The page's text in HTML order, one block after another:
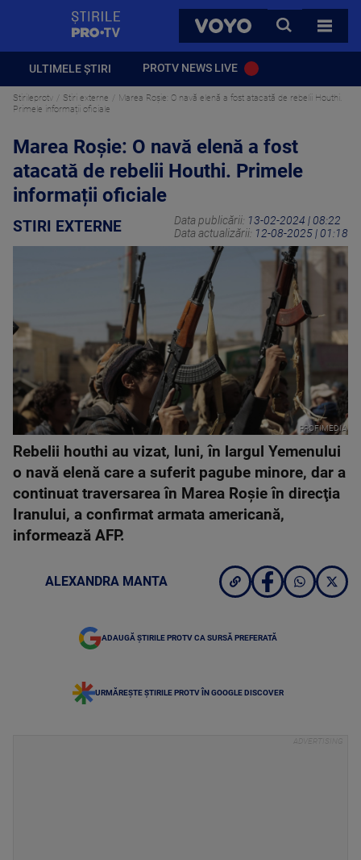
VOYO
CAUTA
TOATE
ULTIMELE ȘTIRI PROTV NEWS LIVE
Stirileprotv Stiri externe
Marea Roşie: O navă elenă a fost atacată de rebelii Houthi.
Primele informații oficiale
Marea Roşie: O navă elenă a fost
atacată de rebelii Houthi. Primele
informații oficiale
STIRI EXTERNE Data publicării: 13-02-2024 | 08:22
Data actualizării: 12-08-2025 | 01:18
PROFIMEDIA
Rebelii houthi au vizat, luni, în largul Yemenului
o navă elenă care a suferit pagube minore, dar a
continuat traversarea în Marea Roşie în direcţia
Iranului, a confirmat armata americană,
informează AFP.
ALEXANDRA MANTA
ADAUGĂ ȘTIRILE PROTV CA SURSĂ PREFERATĂ
URMĂREȘTE ȘTIRILE PROTV ÎN GOOGLE DISCOVER